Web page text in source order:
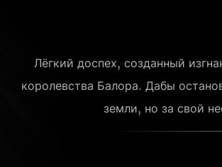
Лёгкий доспех, созданный
королевства Балора. Дабы
земли, но за свой